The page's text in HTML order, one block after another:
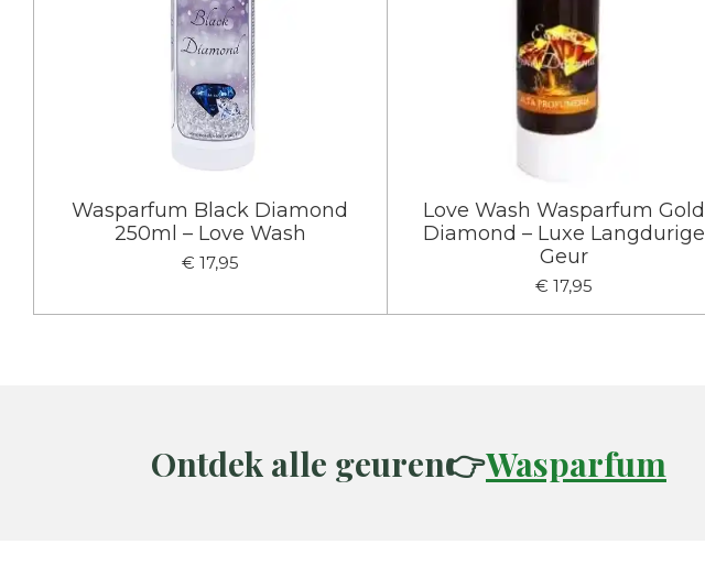
Wasparfum Black Diamond
250ml – Love Wash
€ 17,95
Love Wash Wasparfum Gold
Diamond – Luxe Langdurige
Geur
€ 17,95
Ontdek alle geuren👉Wasparfum